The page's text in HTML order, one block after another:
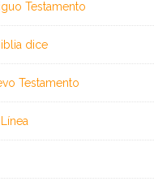
Testamento
dice
Testamento